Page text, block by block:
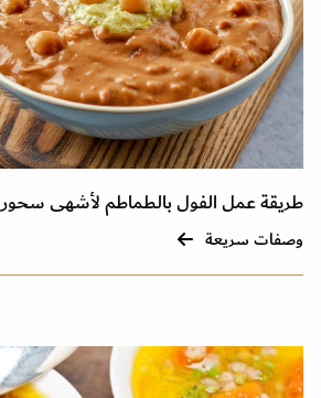
طريقة عمل الفول بالطماطم لأشهى سحور
وصفات سريعة